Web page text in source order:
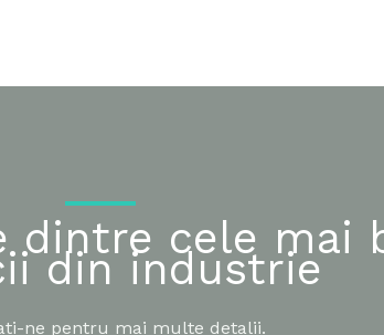
dintre cele mai
din industrie
ne pentru mai multe detalii.